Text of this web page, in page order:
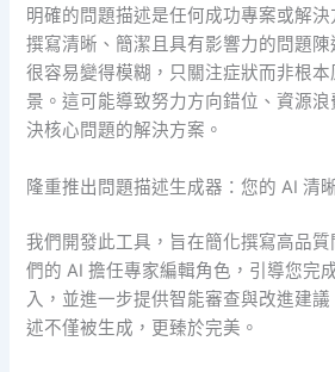
明確的問題描述是任何成功專案或解決
撰寫清晰、簡潔且具有影響力的問題陳
很容易變得模糊，只關注症狀而非根
景。這可能導致努力方向錯位、資源
決核心問題的解決方案。
隆重推出問題描述生成器：您的 AI 清
我們開發此工具，旨在簡化撰寫高品
們的 AI 擔任專家編輯角色，引導您完
入，並進一步提供智能審查與改進建
述不僅被生成，更臻於完美。